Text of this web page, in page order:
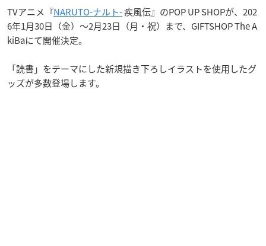
TVアニメ『NARUTO-ナルト-疾風伝』のPOP UP SHOPが、202
6年1月30日（金）〜2月23日（月・祝）まで、GIFTSHOP The A
kiBaにて開催決定。
「読書」をテーマにした新規描き下ろしイラストを使用したグ
ッズが多数登場します。